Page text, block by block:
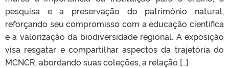
pesquisa e a preservação do patrimônio natural,
reforçando seu compromisso com a educação científica
e a valorização da biodiversidade regional. A exposição
visa resgatar e compartilhar aspectos da trajetória do
MCNCR, abordando suas coleções, a relação […]